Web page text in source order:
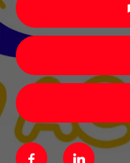
FacebookLinkedin